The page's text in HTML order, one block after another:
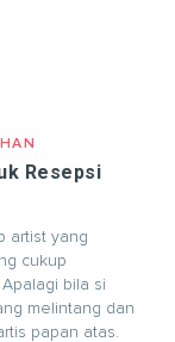
Resepsi
artist yang
cukup
bila si
melintang dan
papan atas.